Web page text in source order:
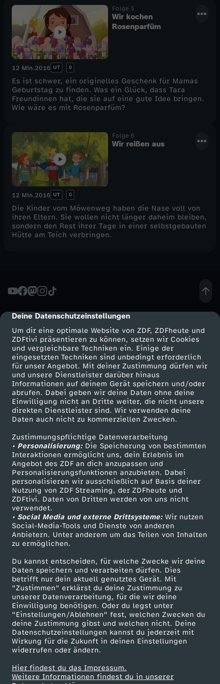
cmp-dialog-description
Deine Datenschutzeinstellungen
Um dir eine optimale Website von ZDF, ZDFheute und
ZDFtivi präsentieren zu können, setzen wir Cookies
und vergleichbare Techniken ein. Einige der
eingesetzten Techniken sind unbedingt erforderlich
für unser Angebot. Mit deiner Zustimmung dürfen wir
und unsere Dienstleister darüber hinaus
Informationen auf deinem Gerät speichern und/oder
abrufen. Dabei geben wir deine Daten ohne deine
Einwilligung nicht an Dritte weiter, die nicht unsere
direkten Dienstleister sind. Wir verwenden deine
Daten auch nicht zu kommerziellen Zwecken.
Zustimmungspflichtige Datenverarbeitung
• Personalisierung:Die Speicherung von bestimmten
Interaktionen ermöglicht uns, dein Erlebnis im
Angebot des ZDF an dich anzupassen und
Personalisierungsfunktionen anzubieten. Dabei
personalisieren wir ausschließlich auf Basis deiner
Nutzung von ZDF Streaming, der ZDFheute und
ZDFtivi. Daten von Dritten werden von uns nicht
verwendet.
• Social Media und externe Drittsysteme:Wir nutzen
Social-Media-Tools und Dienste von anderen
Anbietern. Unter anderem um das Teilen von Inhalten
zu ermöglichen.
Du kannst entscheiden, für welche Zwecke wir deine
Daten speichern und verarbeiten dürfen. Dies
betrifft nur dein aktuell genutztes Gerät. Mit
"Zustimmen" erklärst du deine Zustimmung zu
unserer Datenverarbeitung, für die wir deine
Einwilligung benötigen. Oder du legst unter
"Einstellungen/Ablehnen" fest, welchen Zwecken du
deine Zustimmung gibst und welchen nicht. Deine
Datenschutzeinstellungen kannst du jederzeit mit
Wirkung für die Zukunft in deinen Einstellungen
widerrufen oder ändern.
Hier findest du das Impressum.
Weitere Informationen findest du in unserer
Folge 5
Wir kochen
Rosenparfüm
12 Min.2016 UT 0
Es ist schwer, ein originelles Geschenk für Mamas
Geburtstag zu finden. Was ein Glück, dass Tara
Freundinnen hat, die sie auf eine gute Idee bringen.
Wie wäre es mit Rosenparfüm?
Folge 6
Wir reißen aus
12 Min.2016 UT 0
Die Kinder vom Möwenweg haben die Nase voll von
ihren Eltern. Sie wollen nicht länger daheim bleiben,
sondern den Rest ihrer Tage in einer selbstgebauten
Hütte am Teich verbringen.
Mehr ZDF
ZDF-Apps
Smart TV
ZDFtext
Livestreams
Sendungen A-Z
TV-Programm
Service
ZDFmitreden
Kontakt zum ZDF
Tickets
Zuschauerservice
Hilfe
ZDF Unternehmen
Karriere
ZDF goes Schule
Werbefernsehen
Mainzelmännchen
Partner